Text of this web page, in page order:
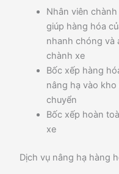
Nhân viên
giúp hàng hóa
nhanh chóng và
chành xe
Bốc xếp hàng
nâng hạ vào
chuyển
Bốc xếp hoàn
xe
Dịch vụ nâng hạ hàng